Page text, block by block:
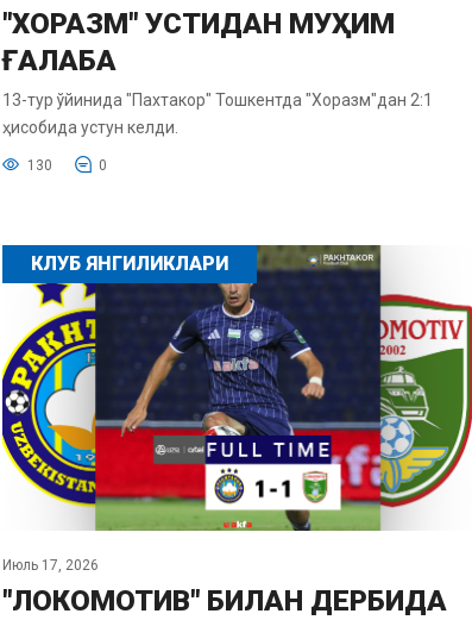
"ХОРАЗМ" УСТИДАН МУҲИМ
ҒАЛАБА
13-тур ўйинида "Пахтакор" Тошкентда "Хоразм"дан 2:1
ҳисобида устун келди.
130 0
КЛУБ ЯНГИЛИКЛАРИ
Июль 17, 2026
"ЛОКОМОТИВ" БИЛАН ДЕРБИДА